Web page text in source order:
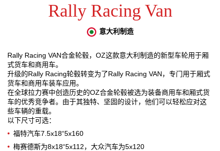
新闻与事件
赛车运动
3D 车辆配置器
My wishlist
联系方式
合作伙伴
Rally Racing Van
意大利制造
Rally Racing VAN合金轮毂，OZ这款意大利制造的新型车轮用于厢
式货车和商用车。
升级的Rally Racing轮毂转变为了Rally Racing VAN，专门用于厢式
货车和商用车装车应用。
在全球拉力赛中创造历史的OZ合金轮毂被选为装备商用车和厢式货
车的优秀竞争者。由于其独特、坚固的设计，他们可以轻松应对这
些车辆的重载。
以下尺寸可选：
福特汽车7.5x18“5x160
梅赛德斯为8x18“5x112，大众汽车为5x120